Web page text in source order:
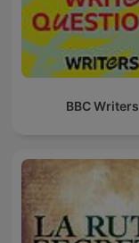
BBC Writers